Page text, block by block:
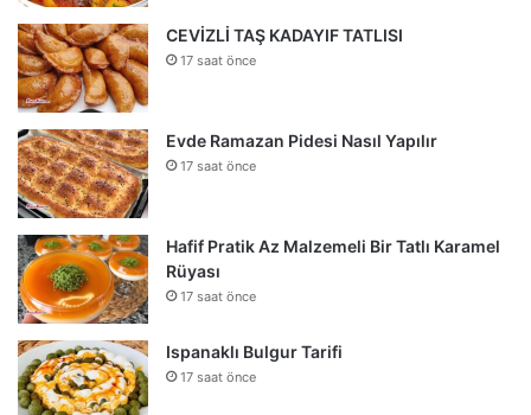
CEVİZLİ TAŞ KADAYIF TATLISI
17 saat önce
Evde Ramazan Pidesi Nasıl Yapılır
17 saat önce
Hafif Pratik Az Malzemeli Bir Tatlı Karamel
Rüyası
17 saat önce
Ispanaklı Bulgur Tarifi
17 saat önce